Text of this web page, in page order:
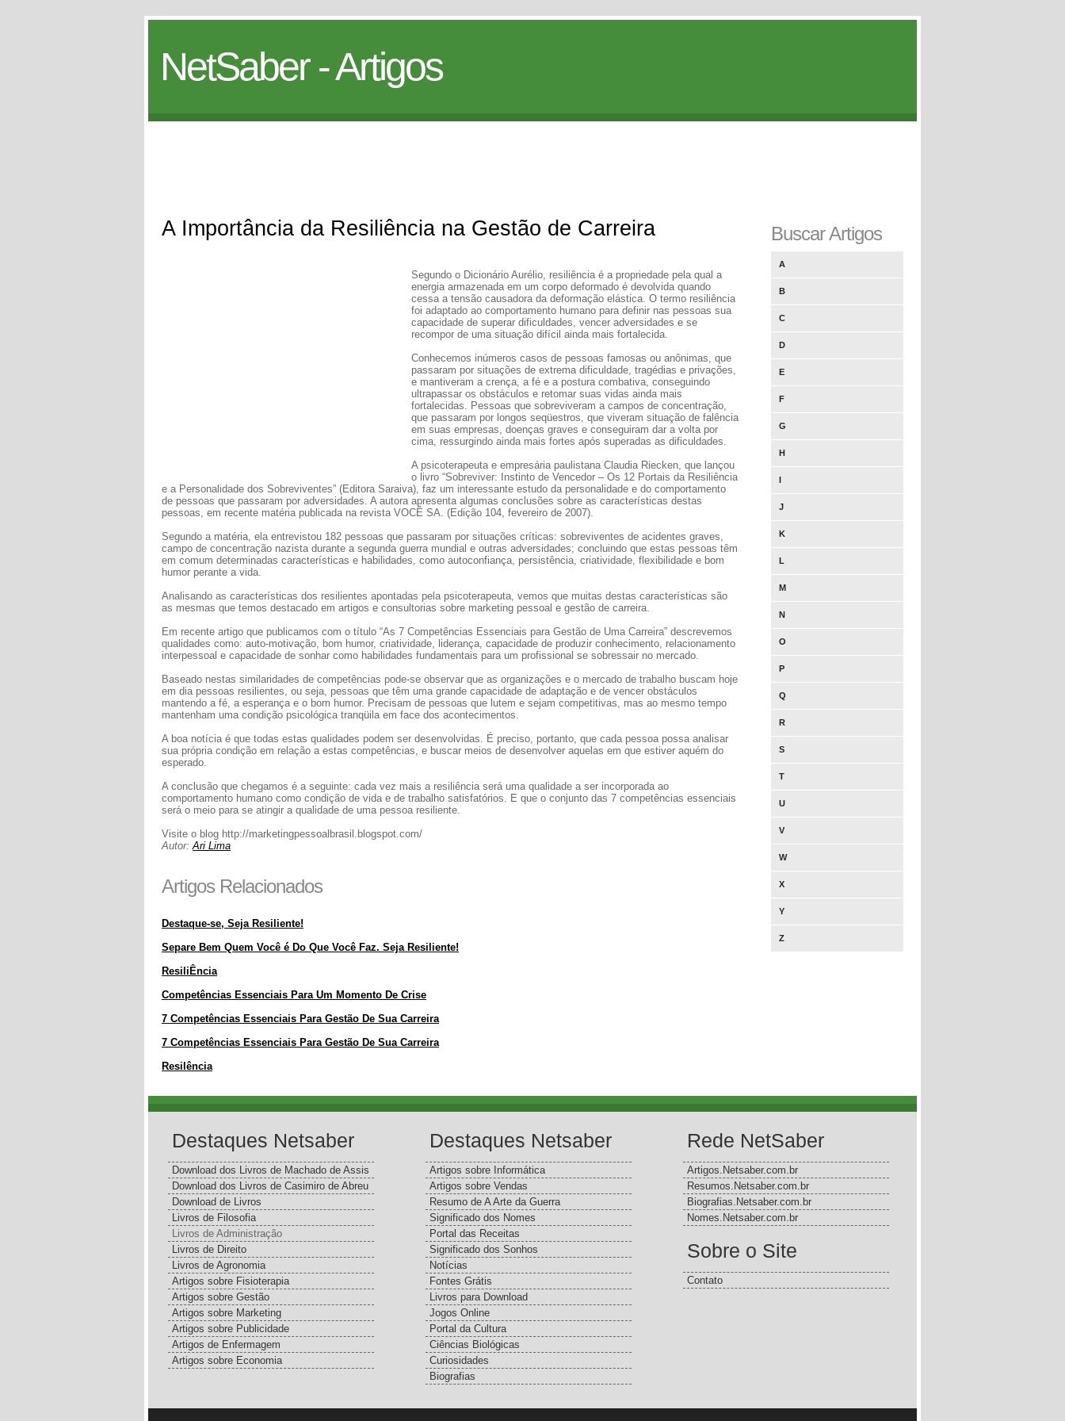
NetSaber - Artigos
A Importância da Resiliência na Gestão de Carreira
Segundo o Dicionário Aurélio, resiliência é a propriedade pela qual a
energia armazenada em um corpo deformado é devolvida quando
cessa a tensão causadora da deformação elástica. O termo resiliência
foi adaptado ao comportamento humano para definir nas pessoas sua
capacidade de superar dificuldades, vencer adversidades e se
recompor de uma situação difícil ainda mais fortalecida.
Conhecemos inúmeros casos de pessoas famosas ou anônimas, que
passaram por situações de extrema dificuldade, tragédias e privações,
e mantiveram a crença, a fé e a postura combativa, conseguindo
ultrapassar os obstáculos e retomar suas vidas ainda mais
fortalecidas. Pessoas que sobreviveram a campos de concentração,
que passaram por longos seqüestros, que viveram situação de falência
em suas empresas, doenças graves e conseguiram dar a volta por
cima, ressurgindo ainda mais fortes após superadas as dificuldades.
A psicoterapeuta e empresária paulistana Claudia Riecken, que lançou
o livro “Sobreviver: Instinto de Vencedor – Os 12 Portais da Resiliência
e a Personalidade dos Sobreviventes” (Editora Saraiva), faz um interessante estudo da personalidade e do comportamento
de pessoas que passaram por adversidades. A autora apresenta algumas conclusões sobre as características destas
pessoas, em recente matéria publicada na revista VOCÊ SA. (Edição 104, fevereiro de 2007).
Segundo a matéria, ela entrevistou 182 pessoas que passaram por situações críticas: sobreviventes de acidentes graves,
campo de concentração nazista durante a segunda guerra mundial e outras adversidades; concluindo que estas pessoas têm
em comum determinadas características e habilidades, como autoconfiança, persistência, criatividade, flexibilidade e bom
humor perante a vida.
Analisando as características dos resilientes apontadas pela psicoterapeuta, vemos que muitas destas características são
as mesmas que temos destacado em artigos e consultorias sobre marketing pessoal e gestão de carreira.
Em recente artigo que publicamos com o título “As 7 Competências Essenciais para Gestão de Uma Carreira” descrevemos
qualidades como: auto-motivação, bom humor, criatividade, liderança, capacidade de produzir conhecimento, relacionamento
interpessoal e capacidade de sonhar como habilidades fundamentais para um profissional se sobressair no mercado.
Baseado nestas similaridades de competências pode-se observar que as organizações e o mercado de trabalho buscam hoje
em dia pessoas resilientes, ou seja, pessoas que têm uma grande capacidade de adaptação e de vencer obstáculos
mantendo a fé, a esperança e o bom humor. Precisam de pessoas que lutem e sejam competitivas, mas ao mesmo tempo
mantenham uma condição psicológica tranqüila em face dos acontecimentos.
A boa notícia é que todas estas qualidades podem ser desenvolvidas. É preciso, portanto, que cada pessoa possa analisar
sua própria condição em relação a estas competências, e buscar meios de desenvolver aquelas em que estiver aquém do
esperado.
A conclusão que chegamos é a seguinte: cada vez mais a resiliência será uma qualidade a ser incorporada ao
comportamento humano como condição de vida e de trabalho satisfatórios. E que o conjunto das 7 competências essenciais
será o meio para se atingir a qualidade de uma pessoa resiliente.
Visite o blog http://marketingpessoalbrasil.blogspot.com/
Autor:Ari Lima
Artigos Relacionados
Destaque-se, Seja Resiliente!
Separe Bem Quem Você é Do Que Você Faz. Seja Resiliente!
ResiliÊncia
Competências Essenciais Para Um Momento De Crise
7 Competências Essenciais Para Gestão De Sua Carreira
7 Competências Essenciais Para Gestão De Sua Carreira
Resilência
Buscar Artigos
A
B
C
D
E
F
G
H
I
J
K
L
M
N
O
P
Q
R
S
T
U
V
W
X
Y
Z
Destaques Netsaber
Download dos Livros de Machado de Assis
Download dos Livros de Casimiro de Abreu
Download de Livros
Livros de Filosofia
Livros de Administração
Livros de Direito
Livros de Agronomia
Artigos sobre Fisioterapia
Artigos sobre Gestão
Artigos sobre Marketing
Artigos sobre Publicidade
Artigos de Enfermagem
Artigos sobre Economia
Destaques Netsaber
Artigos sobre Informática
Artigos sobre Vendas
Resumo de A Arte da Guerra
Significado dos Nomes
Portal das Receitas
Significado dos Sonhos
Notícias
Fontes Grátis
Livros para Download
Jogos Online
Portal da Cultura
Ciências Biológicas
Curiosidades
Biografias
Rede NetSaber
Artigos.Netsaber.com.br
Resumos.Netsaber.com.br
Biografias.Netsaber.com.br
Nomes.Netsaber.com.br
Sobre o Site
Contato